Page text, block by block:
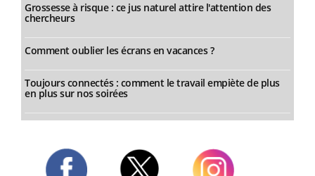
Grossesse à risque : ce jus naturel attire l'attention des
chercheurs
Comment oublier les écrans en vacances ?
Toujours connectés : comment le travail empiète de plus
en plus sur nos soirées